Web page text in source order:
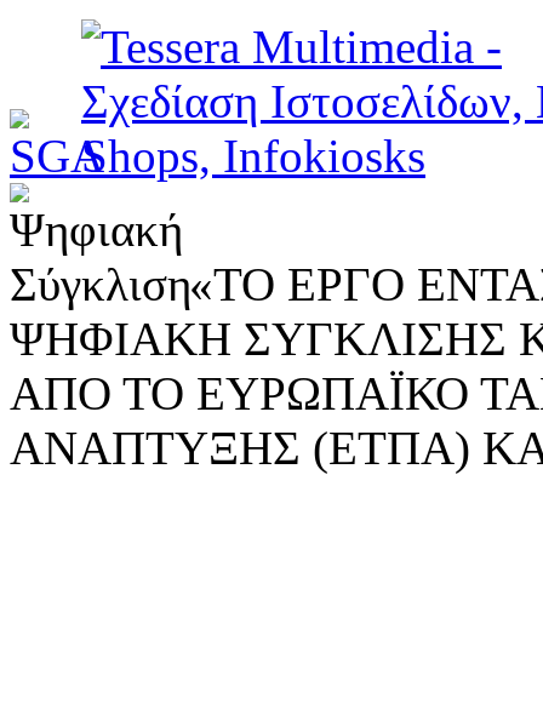
«ΤΟ ΕΡΓΟ
ΨΗΦΙΑΚΗ ΣΥΓΚΛΙΣΗΣ
ΑΠΟ ΤΟ ΕΥΡΩΠΑΪΚΟ
ΑΝΑΠΤΥΞΗΣ (ΕΤΠΑ)